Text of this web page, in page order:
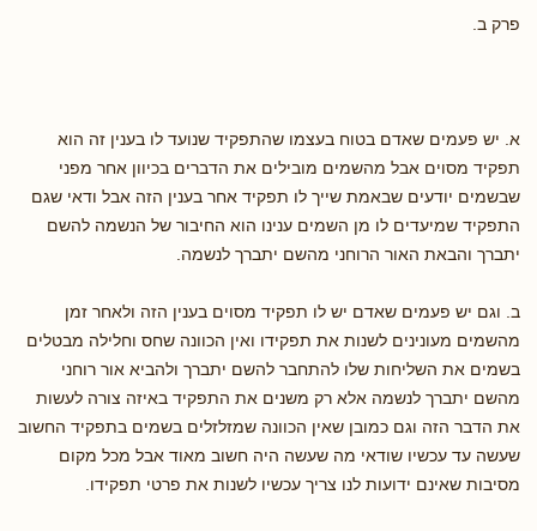
פרק ב.
א. יש פעמים שאדם בטוח בעצמו שהתפקיד שנועד לו בענין זה הוא
תפקיד מסוים אבל מהשמים מובילים את הדברים בכיוון אחר מפני
שבשמים יודעים שבאמת שייך לו תפקיד אחר בענין הזה אבל ודאי שגם
התפקיד שמיעדים לו מן השמים ענינו הוא החיבור של הנשמה להשם
יתברך והבאת האור הרוחני מהשם יתברך לנשמה.
ב. וגם יש פעמים שאדם יש לו תפקיד מסוים בענין הזה ולאחר זמן
מהשמים מעונינים לשנות את תפקידו ואין הכוונה שחס וחלילה מבטלים
בשמים את השליחות שלו להתחבר להשם יתברך ולהביא אור רוחני
מהשם יתברך לנשמה אלא רק משנים את התפקיד באיזה צורה לעשות
את הדבר הזה וגם כמובן שאין הכוונה שמזלזלים בשמים בתפקיד החשוב
שעשה עד עכשיו שודאי מה שעשה היה חשוב מאוד אבל מכל מקום
מסיבות שאינם ידועות לנו צריך עכשיו לשנות את פרטי תפקידו.